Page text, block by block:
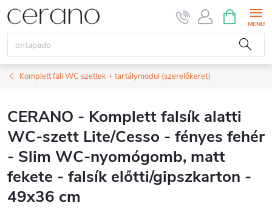
Ugrás
tartalomhoz
KOSÁR
Komplett fali WC szettek + tartálymodul (szerelőkeret)
CERANO - Komplett falsík alatti
WC-szett Lite/Cesso - fényes fehér
- Slim WC-nyomógomb, matt
fekete - falsík előtti/gipszkarton -
49x36 cm